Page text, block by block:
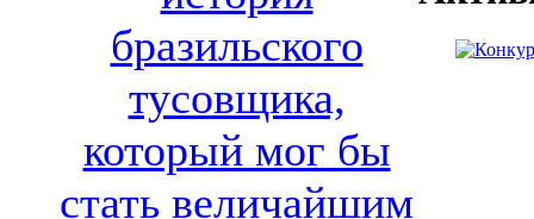
бразильского
тусовщика,
который мог бы
стать величайшим